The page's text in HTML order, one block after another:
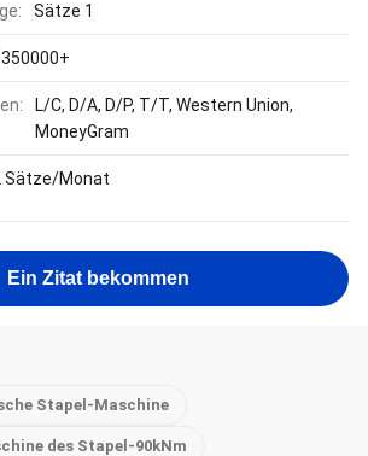
Sätze 1
L/C, D/A, D/P, T/T, Western Union,
MoneyGram
Sätze/Monat
Ein Zitat bekommen
Stapel-Maschine
des Stapel-90kNm